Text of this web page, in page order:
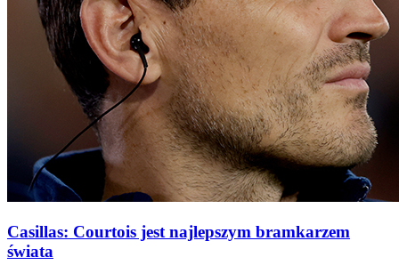
Casillas: Courtois jest najlepszym bramkarzem
świata